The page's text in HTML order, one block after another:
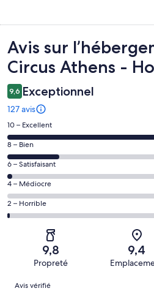
Avis
Avis sur
Circus Athens -
9,6 Exceptionnel
127 avis
Note
des
voyageurs
de 10
(Excellent),
d’après 98 avis
sur 127.
10 – Excellent
Note
des
voyageurs
de 8
(Bien),
d’après 26 avis
8 – Bien
Note
des
voyageurs
de 6
(Satisfaisant),
d’après 2 avis
6 – Satisfaisant
Note
des
voyageurs
(Médiocre),
d’après 0 avis
sur 127.
4 – Médiocre
Note
des
voyageurs
(Horrible),
d’après 1 avis
sur 127.
2 – Horrible
9,8
Propreté
9,4
Avis
Avis vérifié